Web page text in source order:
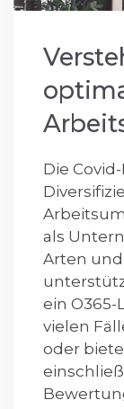
Die
als
Arten
ein O365-
vielen
oder